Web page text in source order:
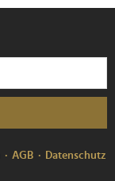
AGB
Datenschutz